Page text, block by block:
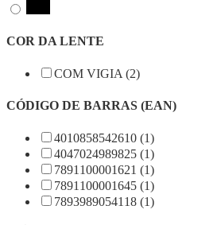
COR DA LENTE
COM VIGIA (2)
CÓDIGO DE BARRAS (EAN)
4010858542610 (1)
4047024989825 (1)
7891100001621 (1)
7891100001645 (1)
7893989054118 (1)